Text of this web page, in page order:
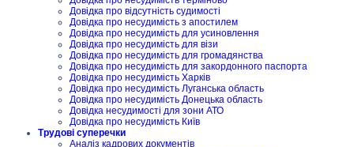
Довідка про відсутність судимості
Довідка про несудимість з апостилем
Довідка про несудимість для усиновлення
Довідка про несудимість для візи
Довідка про несудимість для громадянства
Довідка про несудимість для закордонного паспорта
Довідка про несудимість Харків
Довідка про несудимість Луганська область
Довідка про несудимість Донецька область
Довідка несудимості для зони АТО
Довідка про несудимість Київ
Трудові суперечки
Аналіз кадрових документів